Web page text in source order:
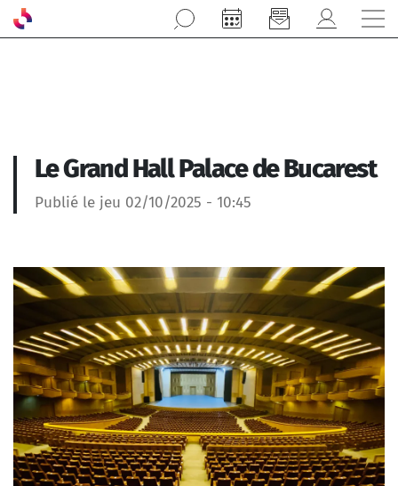
Aller au contenu principal
Le Grand Hall Palace de Bucarest
Publié le jeu 02/10/2025 - 10:45